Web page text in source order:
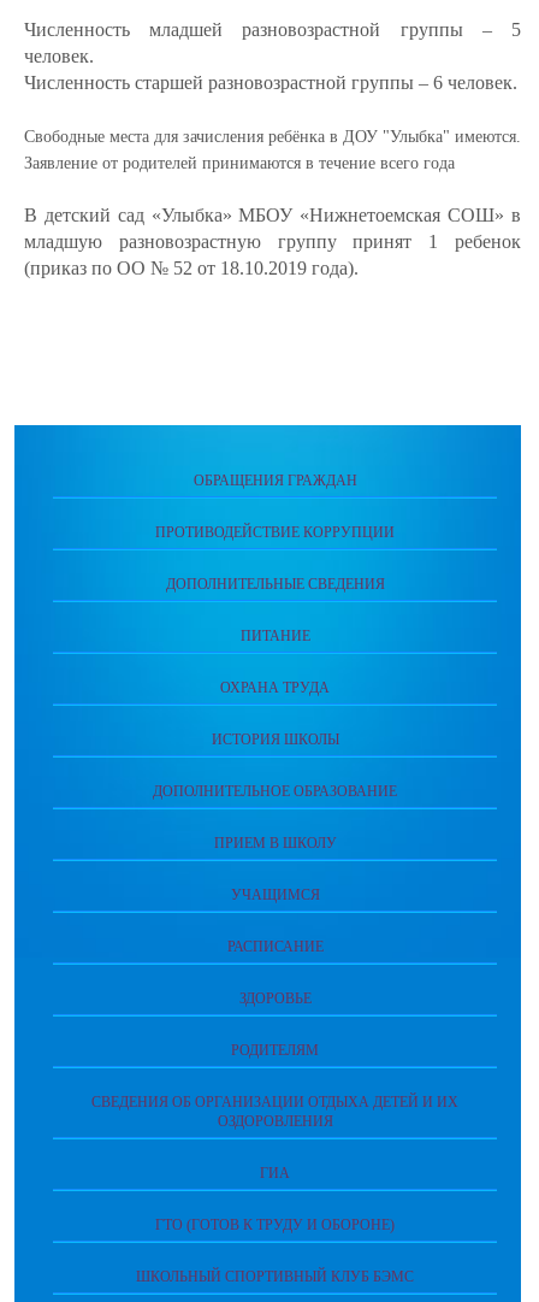
Численность младшей разновозрастной группы – 5
человек.
Численность старшей разновозрастной группы – 6 человек.
Свободные места для зачисления ребёнка в ДОУ "Улыбка" имеются.
Заявление от родителей принимаются в течение всего года
В детский сад «Улыбка» МБОУ «Нижнетоемская СОШ» в
младшую разновозрастную группу принят 1 ребенок
(приказ по ОО № 52 от 18.10.2019 года).
ОБРАЩЕНИЯ ГРАЖДАН
ПРОТИВОДЕЙСТВИЕ КОРРУПЦИИ
ДОПОЛНИТЕЛЬНЫЕ СВЕДЕНИЯ
ПИТАНИЕ
ОХРАНА ТРУДА
ИСТОРИЯ ШКОЛЫ
ДОПОЛНИТЕЛЬНОЕ ОБРАЗОВАНИЕ
ПРИЕМ В ШКОЛУ
УЧАЩИМСЯ
РАСПИСАНИЕ
ЗДОРОВЬЕ
РОДИТЕЛЯМ
СВЕДЕНИЯ ОБ ОРГАНИЗАЦИИ ОТДЫХА ДЕТЕЙ И ИХ
ОЗДОРОВЛЕНИЯ
ГИА
ГТО (ГОТОВ К ТРУДУ И ОБОРОНЕ)
ШКОЛЬНЫЙ СПОРТИВНЫЙ КЛУБ БЭМС